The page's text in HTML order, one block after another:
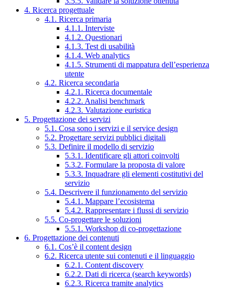
4. Ricerca progettuale
4.1. Ricerca primaria
4.1.1. Interviste
4.1.2. Questionari
4.1.3. Test di usabilità
4.1.4. Web analytics
4.1.5. Strumenti di mappatura dell’esperienza
utente
4.2. Ricerca secondaria
4.2.1. Ricerca documentale
4.2.2. Analisi benchmark
4.2.3. Valutazione euristica
5. Progettazione dei servizi
5.1. Cosa sono i servizi e il service design
5.2. Progettare servizi pubblici digitali
5.3. Definire il modello di servizio
5.3.1. Identificare gli attori coinvolti
5.3.2. Formulare la proposta di valore
5.3.3. Inquadrare gli elementi costitutivi del
servizio
5.4. Descrivere il funzionamento del servizio
5.4.1. Mappare l’ecosistema
5.4.2. Rappresentare i flussi di servizio
5.5. Co-progettare le soluzioni
5.5.1. Workshop di co-progettazione
6. Progettazione dei contenuti
6.1. Cos’è il content design
6.2. Ricerca utente sui contenuti e il linguaggio
6.2.1. Content discovery
6.2.2. Dati di ricerca (search keywords)
6.2.3. Ricerca tramite analytics